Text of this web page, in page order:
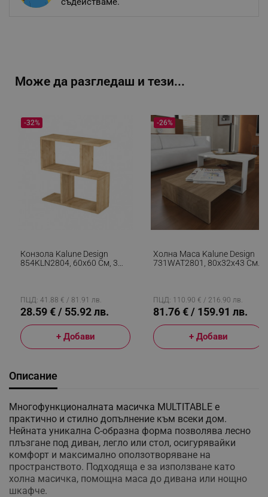
Може да разгледаш и тези...
Конзола Kalune Design
854KLN2804, 60х60 См, 3
-32%
ПЦД: 41.88 € / 81.91 лв.
28.59 € / 55.92 лв.
+ Добави
Холна Маса Kalune Design
731WAT2801, 80x32x43 См,
-26%
ПЦД: 110.90 € / 216.90 лв.
81.76 € / 159.91 лв.
+ Добави
Описание
Многофункционалната масичка MULTITABLE е
практично и стилно допълнение към всеки дом.
Нейната уникална C-образна форма позволява лесно
плъзгане под диван, легло или стол, осигурявайки
комфорт и максимално оползотворяване на
пространството. Подходяща е за използване като
холна масичка, помощна маса до дивана или нощно
шкафче.